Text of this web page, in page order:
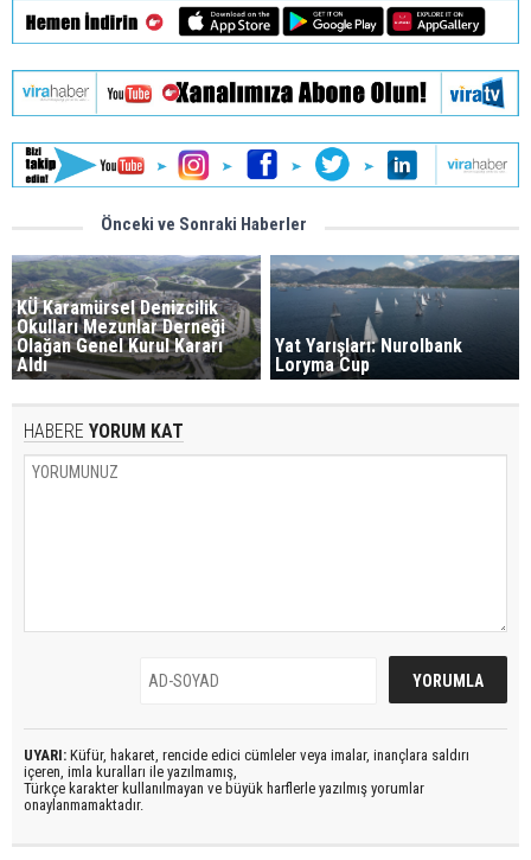
Önceki ve Sonraki Haberler
KÜ Karamürsel Denizcilik
Okulları Mezunlar Derneği
Olağan Genel Kurul Kararı
Aldı
Yat Yarışları: Nurolbank
Loryma Cup
HABERE YORUM KAT
UYARI: Küfür, hakaret, rencide edici cümleler veya imalar, inançlara saldırı
içeren, imla kuralları ile yazılmamış,
Türkçe karakter kullanılmayan ve büyük harflerle yazılmış yorumlar
onaylanmamaktadır.